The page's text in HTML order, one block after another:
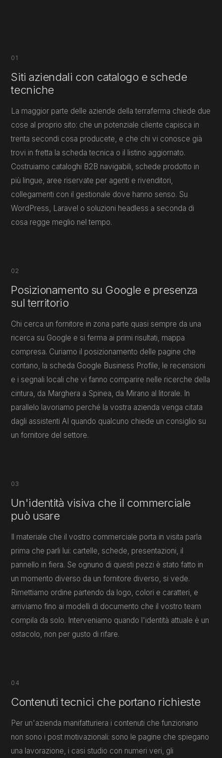
01
Siti aziendali con catalogo e schede
tecniche
La maggior parte delle aziende della terraferma chiede due
cose al proprio sito: che un potenziale cliente capisca in
trenta secondi cosa producete, e che chi vi conosce già
trovi in fretta la scheda tecnica o il listino aggiornato.
Costruiamo cataloghi B2B navigabili, schede prodotto in
più lingue, aree riservate per agenti e rivenditori,
collegamenti con il gestionale dove hanno senso. Su
WordPress, Laravel o soluzioni headless a seconda di
cosa regge meglio nel tempo.
02
Posizionamento su Google e presenza
sul territorio
Chi cerca un fornitore in zona parte quasi sempre da una
ricerca su Google e si ferma ai primi risultati, mappa
compresa. Curiamo il posizionamento delle pagine che
contano, la scheda Google Business Profile, le recensioni
e i segnali locali che vi fanno comparire nelle ricerche della
cintura, da Marghera a Spinea, da Mirano al litorale. In
parallelo lavoriamo perché la vostra azienda venga citata
dagli assistenti AI quando qualcuno chiede un consiglio su
un fornitore del settore.
03
Un'identità visiva che il commerciale
può usare
Il materiale che il vostro commerciale porta in visita parla
prima che parli lui: cartelle, schede, presentazioni, il
pannello in fiera. Se ognuno di questi pezzi è stato fatto in
un momento diverso da un fornitore diverso, si vede.
Rimettiamo ordine partendo da logo, colori e caratteri, e
arriviamo fino ai modelli di documento che il vostro team
compila da solo. Interveniamo quando l'identità attuale è un
ostacolo, non per gusto di rifare.
04
Contenuti tecnici che portano richieste
Per un'azienda manifatturiera i contenuti che funzionano
non sono i post motivazionali: sono le pagine che spiegano
una lavorazione, i casi studio con numeri veri, gli